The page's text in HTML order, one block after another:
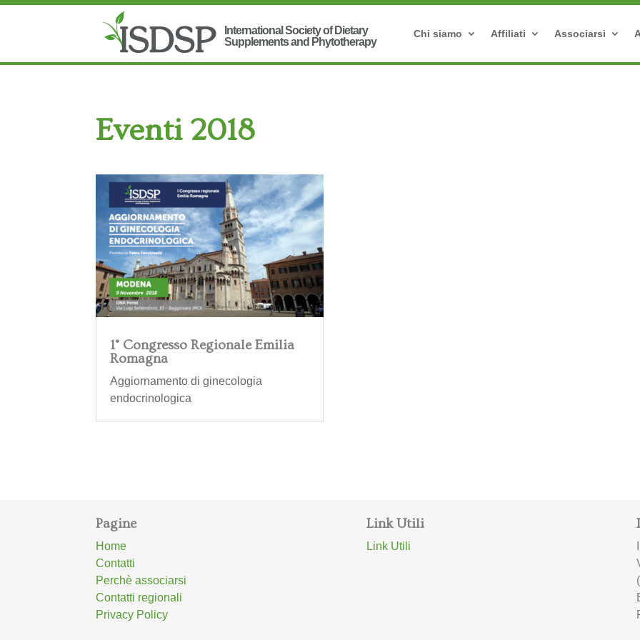
Chi siamo Affiliati Associarsi
Eventi 2018
1° Congresso Regionale Emilia
Romagna
Aggiornamento di ginecologia
endocrinologica
Pagine
Home
Contatti
Perchè associarsi
Contatti regionali
Privacy Policy
Link Utili
Link Utili